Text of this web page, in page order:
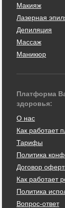
Макияж
Лазерная
Депиляция
Массаж
Маникюр
Платформа
здоровья:
О нас
Как работает
Тарифы
Политика
Договор
Как работает
Политика
Вопрос-ответ